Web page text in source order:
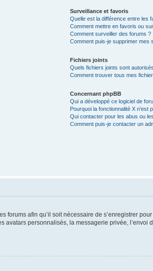
Surveillance et favoris
Quelle est la différence entre les
Comment mettre en favoris ou
Comment surveiller des forums ?
Comment puis-je supprimer mes
Fichiers joints
Quels fichiers joints sont
Comment trouver tous mes
Concernant phpBB
Qui a développé ce logiciel de
Pourquoi la fonctionnalité X n’est
Qui contacter pour les abus ou
Comment puis-je contacter un
afin qu’il soit nécessaire de s’enregistrer
personnalisés, la messagerie privée, l’envoi